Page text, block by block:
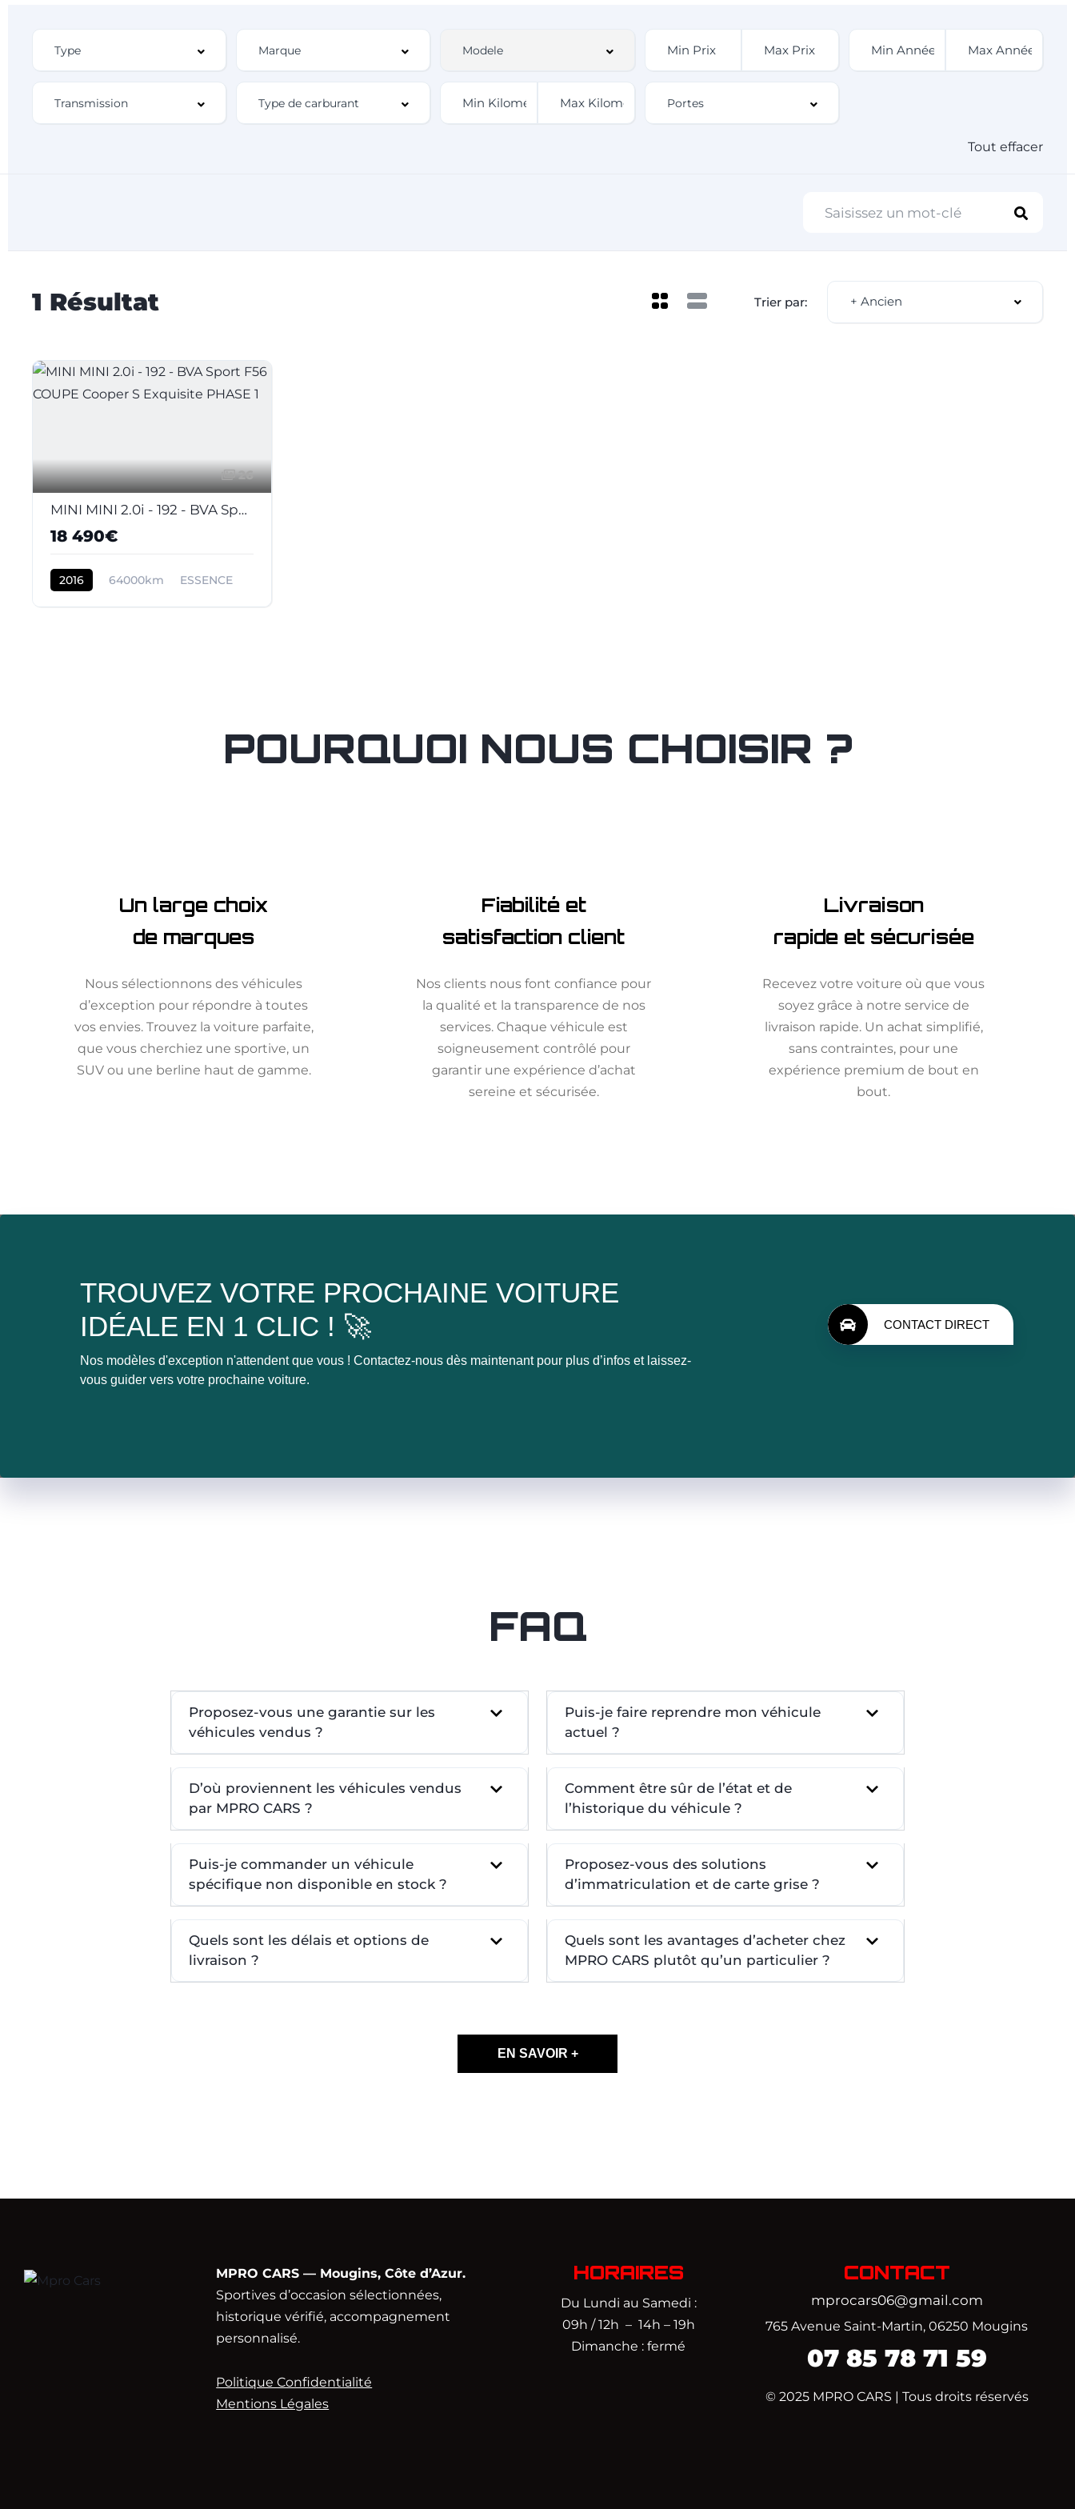
Tout effacer
1 Résultat Trier par: + Ancien
26
MINI MINI 2.0i - 192 - BVA Sport F56 COUPE Cooper S Exquisite PHASE 1
18 490€
2016 64000km ESSENCE
POURQUOI NOUS CHOISIR ?
Un large choix
de marques
Nous sélectionnons des véhicules
d’exception pour répondre à toutes
vos envies. Trouvez la voiture parfaite,
que vous cherchiez une sportive, un
SUV ou une berline haut de gamme.
Fiabilité et
satisfaction client
Nos clients nous font confiance pour
la qualité et la transparence de nos
services. Chaque véhicule est
soigneusement contrôlé pour
garantir une expérience d’achat
sereine et sécurisée.
Livraison
rapide et sécurisée
Recevez votre voiture où que vous
soyez grâce à notre service de
livraison rapide. Un achat simplifié,
sans contraintes, pour une
expérience premium de bout en
bout.
TROUVEZ VOTRE PROCHAINE VOITURE
IDÉALE EN 1 CLIC ! 🚀
Nos modèles d'exception n'attendent que vous ! Contactez-nous dès maintenant pour plus d’infos et laissez-
vous guider vers votre prochaine voiture.
CONTACT DIRECT
FAQ
Proposez-vous une garantie sur les
véhicules vendus ?
D’où proviennent les véhicules vendus
par MPRO CARS ?
Puis-je commander un véhicule
spécifique non disponible en stock ?
Quels sont les délais et options de
livraison ?
Puis-je faire reprendre mon véhicule
actuel ?
Comment être sûr de l’état et de
l’historique du véhicule ?
Proposez-vous des solutions
d’immatriculation et de carte grise ?
Quels sont les avantages d’acheter chez
MPRO CARS plutôt qu’un particulier ?
EN SAVOIR +
MPRO CARS — Mougins, Côte d’Azur.
Sportives d’occasion sélectionnées,
historique vérifié, accompagnement
personnalisé.
Politique Confidentialité
Mentions Légales
HORAIRES
Du Lundi au Samedi :
09h / 12h – 14h – 19h
Dimanche : fermé
CONTACT
mprocars06@gmail.com
765 Avenue Saint-Martin, 06250 Mougins
0785 78 71 59‬
© 2025 MPRO CARS | Tous droits réservés